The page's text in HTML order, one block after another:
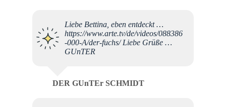
Liebe Bettina, eben entdeckt …
https://www.arte.tv/de/videos/088386
-000-A/der-fuchs/ Liebe Grüße …
GUnTER
DER GUnTEr SCHMIDT